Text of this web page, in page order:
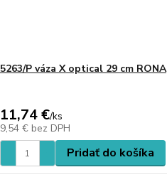
5263/P váza X optical 29 cm RONA
11,74 €/ks
9,54 € bez DPH
Pridať do košíka